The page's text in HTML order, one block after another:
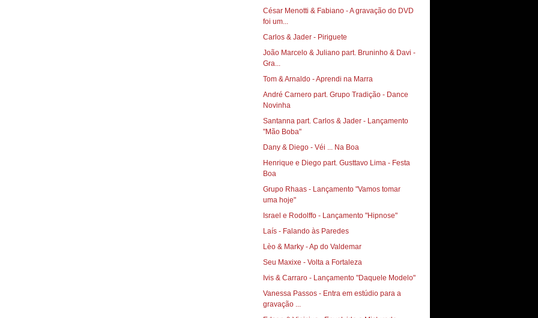
César Menotti & Fabiano - A gravação do DVD
foi um...
Carlos & Jader - Piriguete
João Marcelo & Juliano part. Bruninho & Davi -
Gra...
Tom & Arnaldo - Aprendi na Marra
André Carnero part. Grupo Tradição - Dance
Novinha
Santanna part. Carlos & Jader - Lançamento
"Mão Boba"
Dany & Diego - Véi ... Na Boa
Henrique e Diego part. Gusttavo Lima - Festa
Boa
Grupo Rhaas - Lançamento "Vamos tomar
uma hoje"
Israel e Rodolffo - Lançamento "Hipnose"
Laís - Falando às Paredes
Lèo & Marky - Ap do Valdemar
Seu Maxixe - Volta a Fortaleza‏
Ivis & Carraro - Lançamento "Daquele Modelo"
Vanessa Passos - Entra em estúdio para a
gravação ...